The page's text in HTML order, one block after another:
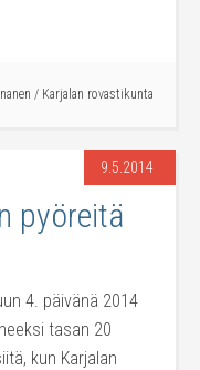
/ Karjalan rovastikunta
9.5.2014
pyöreitä
4. päivänä 2014
tasan 20
kun Karjalan